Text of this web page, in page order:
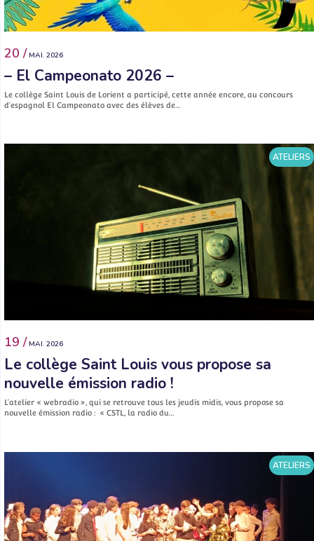
20 / MAI. 2026
– El Campeonato 2026 –
Le collège Saint Louis de Lorient a participé, cette année encore, au concours
d’espagnol El Campeonato avec des élèves de…
ATELIERS
19 / MAI. 2026
Le collège Saint Louis vous propose sa
nouvelle émission radio !
L’atelier « webradio », qui se retrouve tous les jeudis midis, vous propose sa
nouvelle émission radio : « CSTL, la radio du…
ATELIERS